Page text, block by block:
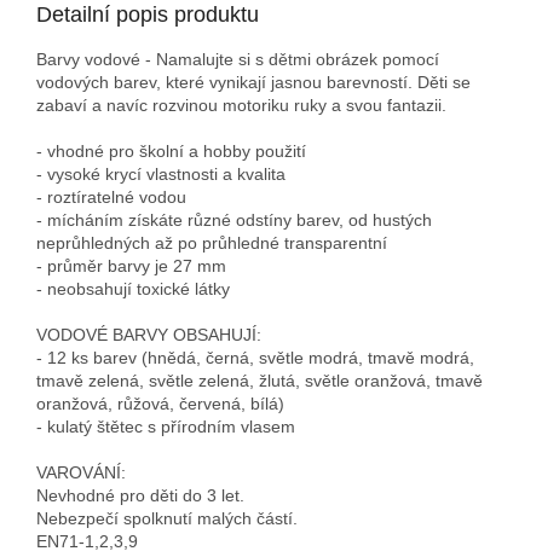
Detailní popis produktu
Barvy vodové - Namalujte si s dětmi obrázek pomocí
vodových barev, které vynikají jasnou barevností. Děti se
zabaví a navíc rozvinou motoriku ruky a svou fantazii.
- vhodné pro školní a hobby použití
- vysoké krycí vlastnosti a kvalita
- roztíratelné vodou
- mícháním získáte různé odstíny barev, od hustých
neprůhledných až po průhledné transparentní
- průměr barvy je 27 mm
- neobsahují toxické látky
VODOVÉ BARVY OBSAHUJÍ:
- 12 ks barev (hnědá, černá, světle modrá, tmavě modrá,
tmavě zelená, světle zelená, žlutá, světle oranžová, tmavě
oranžová, růžová, červená, bílá)
- kulatý štětec s přírodním vlasem
VAROVÁNÍ:
Nevhodné pro děti do 3 let.
Nebezpečí spolknutí malých částí.
EN71-1,2,3,9